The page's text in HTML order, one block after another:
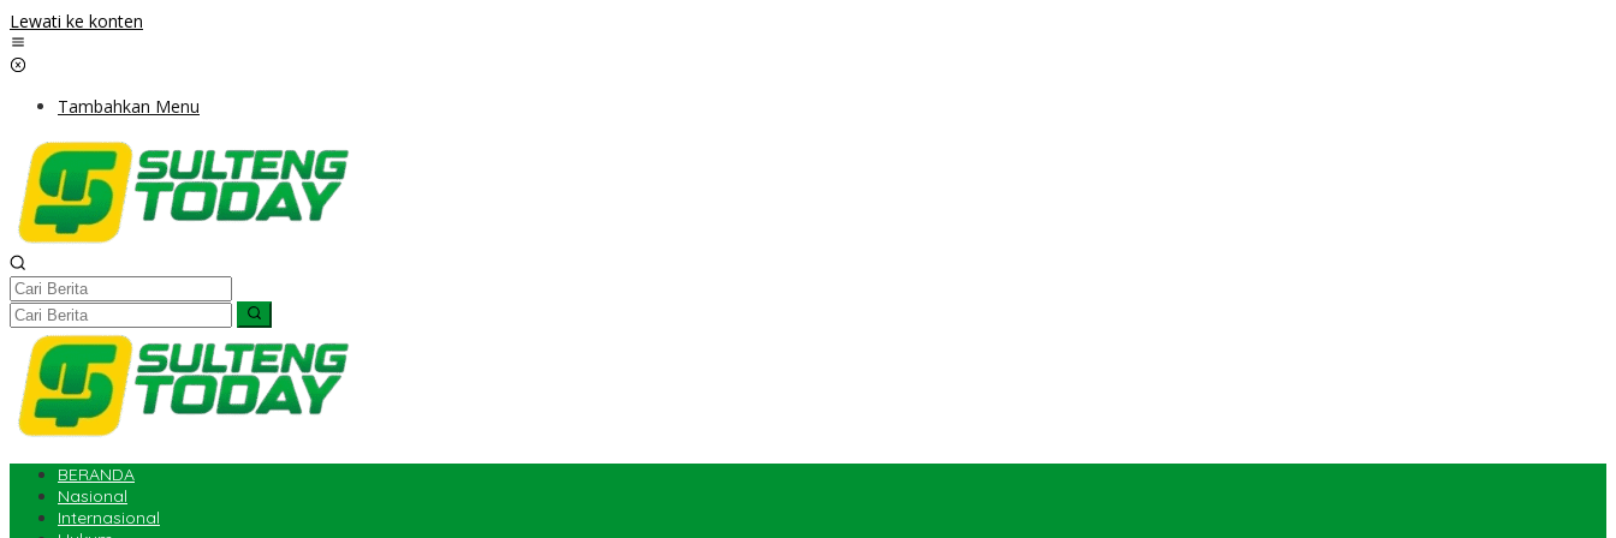
Lewati ke konten
Tambahkan Menu
BERANDA
Nasional
Internasional